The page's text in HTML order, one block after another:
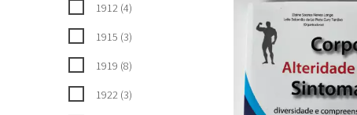
1912 (4)
1915 (3)
1919 (8)
1922 (3)